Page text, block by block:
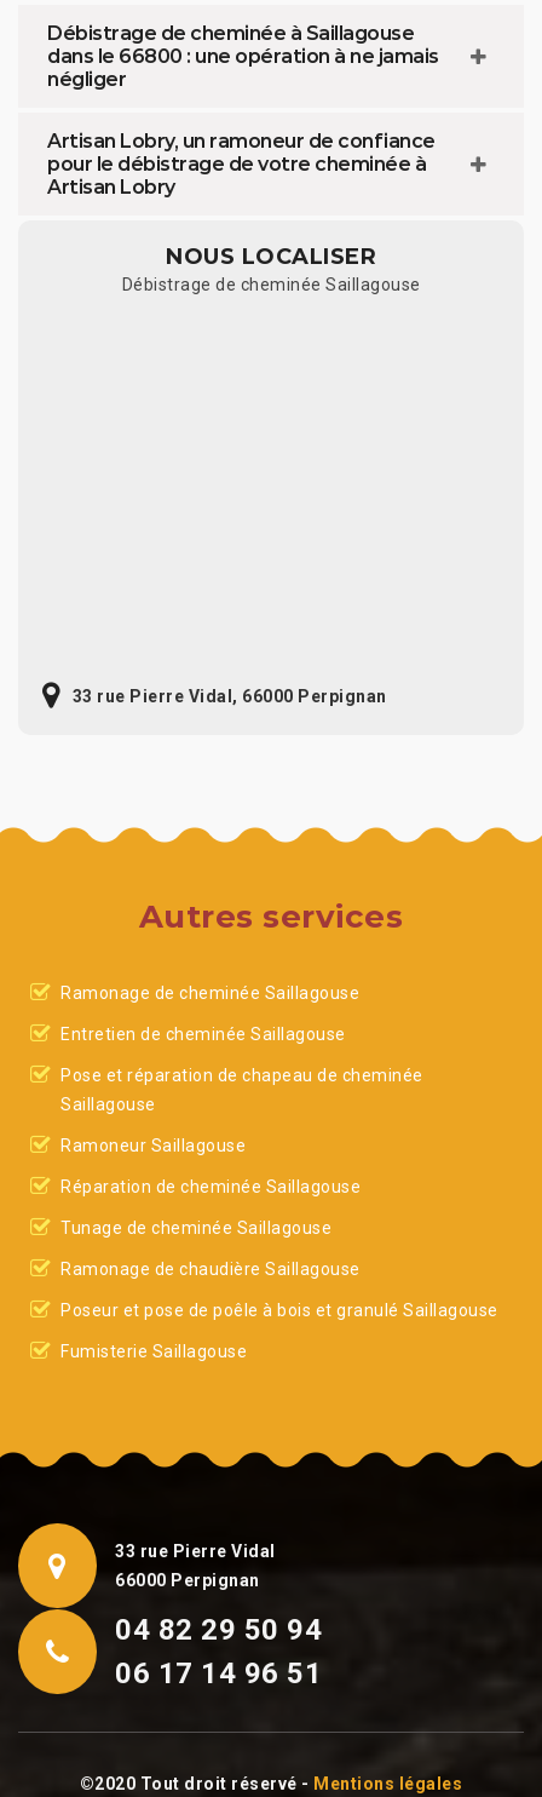
Débistrage de cheminée à Saillagouse
dans le 66800 : une opération à ne jamais
négliger
Artisan Lobry, un ramoneur de confiance
pour le débistrage de votre cheminée à
Artisan Lobry
NOUS LOCALISER
Débistrage de cheminée Saillagouse
33 rue Pierre Vidal, 66000 Perpignan
Autres services
Ramonage de cheminée Saillagouse
Entretien de cheminée Saillagouse
Pose et réparation de chapeau de cheminée
Saillagouse
Ramoneur Saillagouse
Réparation de cheminée Saillagouse
Tunage de cheminée Saillagouse
Ramonage de chaudière Saillagouse
Poseur et pose de poêle à bois et granulé Saillagouse
Fumisterie Saillagouse
33 rue Pierre Vidal
66000 Perpignan
04 82 29 50 94
06 17 14 96 51
©2020 Tout droit réservé - Mentions légales